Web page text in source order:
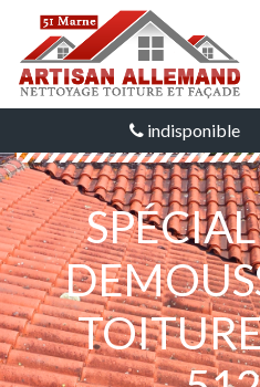
indisponible